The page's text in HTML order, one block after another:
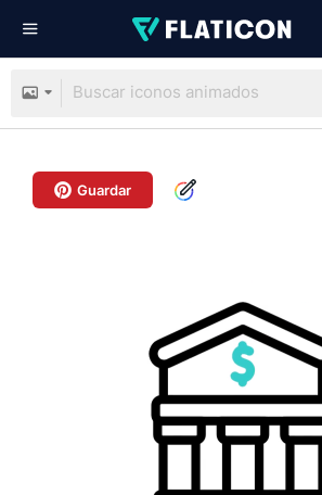
Guardar